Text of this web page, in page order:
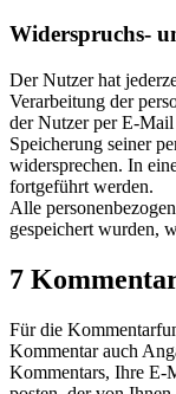
Widerspruchs-
Der Nutzer hat
Verarbeitung der
der Nutzer per E-
Speicherung seiner
widersprechen. In
fortgeführt werden.
Alle
gespeichert wurden,
7
Für die
Kommentar auch
Kommentars, Ihre E-